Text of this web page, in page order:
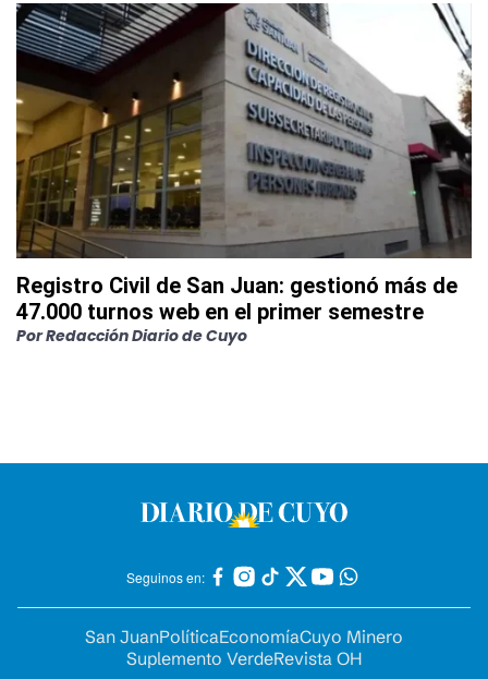
Registro Civil de San Juan: gestionó más de
47.000 turnos web en el primer semestre
PorRedacción Diario de Cuyo
Seguinos en:
San JuanPolíticaEconomíaCuyo Minero
Suplemento VerdeRevista OH